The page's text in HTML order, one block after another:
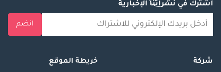
اشترك في نشراتنا الإخبارية
انضم
شركة
خريطة الموقع